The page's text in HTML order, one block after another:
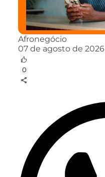
Afronegócio
07 de agosto de 2026
0